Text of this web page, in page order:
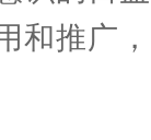
和推广